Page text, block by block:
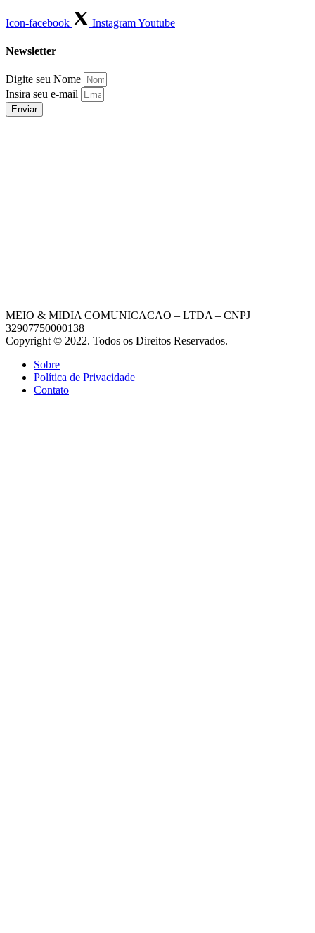
Icon-facebook InstagramYoutube
Newsletter
Digite seu Nome
Insira seu e-mail
Enviar
MEIO & MIDIA COMUNICACAO – LTDA – CNPJ
32907750000138
Copyright © 2022. Todos os Direitos Reservados.
Sobre
Política de Privacidade
Contato